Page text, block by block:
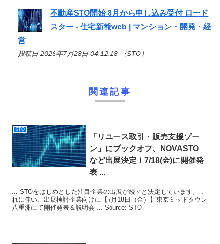
不動産STO開始 8月から申し込み受付 ロード
スター - 住宅新報web | マンション・開発・経
営
投稿日 2026年7月28日 04:12:18 （STO）
関連記事
STO
「リユース取引・販売支援ゾー
ン」にブックオフ、NOVASTO
など出展決定！7/18(金)に開催発
表 ...
... STOをはじめとした注目企業の出展が続々と決定しています。 こ
れに伴い、出展検討企業向けに【7月18日（金）】東京ミッドタウン
八重洲にて開催発表＆説明会 ... Source: STO